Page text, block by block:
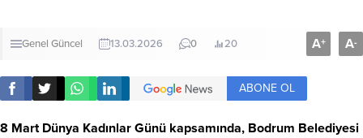
Genel Güncel 13.03.2026 0 20 A+ A-
ABONE OL
8 Mart Dünya Kadınlar Günü kapsamında, Bodrum Belediyesi